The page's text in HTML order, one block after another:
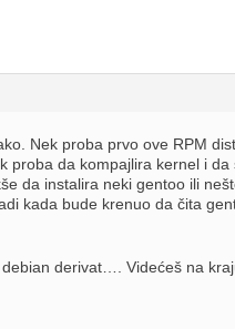
Nek proba prvo ove RPM
proba da kompajlira kernel i da
da instalira neki gentoo ili
kada bude krenuo da čita
derivat…. Videćeš na